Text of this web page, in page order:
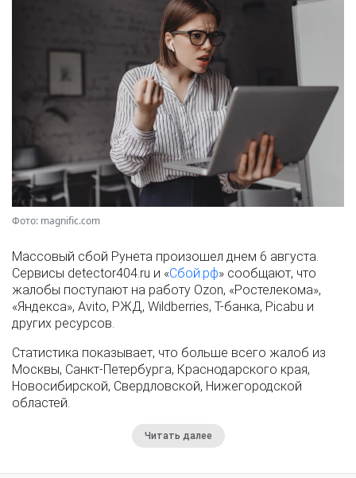
Фото: magnific.com
Массовый сбой Рунета произошел днем 6 августа.
Сервисы detector404.ru и «Сбой.рф» сообщают, что
жалобы поступают на работу Ozon, «Ростелекома»,
«Яндекса», Avito, РЖД, Wildberries, Т-банка, Picabu и
других ресурсов.
Статистика показывает, что больше всего жалоб из
Москвы, Санкт-Петербурга, Краснодарского края,
Новосибирской, Свердловской, Нижегородской
областей.
Читать далее